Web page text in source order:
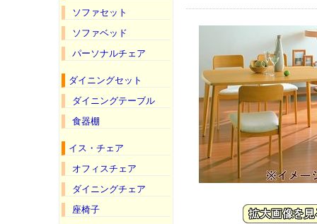
ソファセット
ソファベッド
パーソナルチェア
ダイニングセット
ダイニングテーブル
食器棚
イス・チェア
オフィスチェア
ダイニングチェア
座椅子